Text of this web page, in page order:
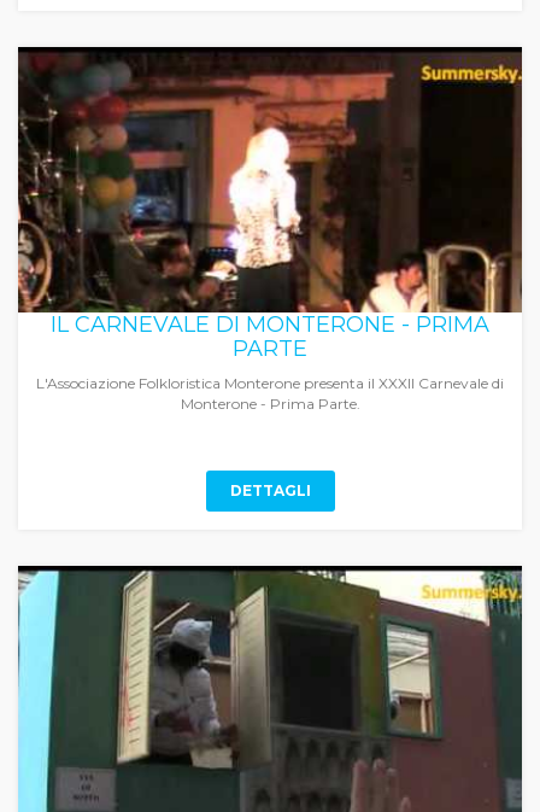
IL CARNEVALE DI MONTERONE - PRIMA
PARTE
L'Associazione Folkloristica Monterone presenta il XXXII Carnevale di
Monterone - Prima Parte.
DETTAGLI